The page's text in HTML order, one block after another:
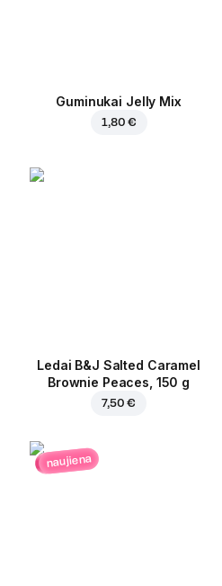
Guminukai Jelly Mix
1,80 €
Ledai B&J Salted Caramel
Brownie Peaces, 150 g
7,50 €
naujiena